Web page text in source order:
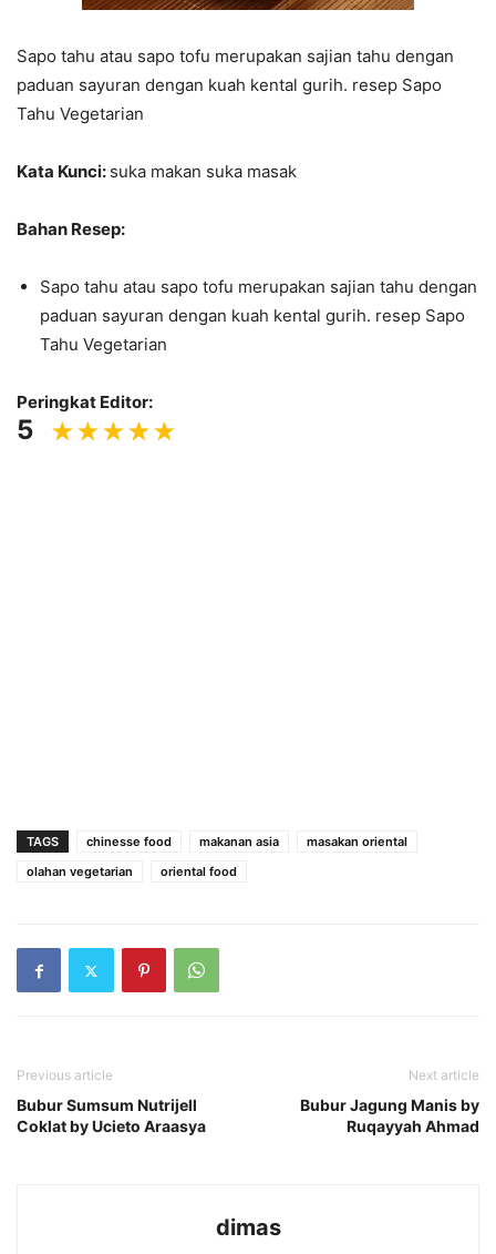
Sapo tahu atau sapo tofu merupakan sajian tahu dengan
paduan sayuran dengan kuah kental gurih. resep Sapo
Tahu Vegetarian
Kata Kunci: suka makan suka masak
Bahan Resep:
Sapo tahu atau sapo tofu merupakan sajian tahu dengan
paduan sayuran dengan kuah kental gurih. resep Sapo
Tahu Vegetarian
Peringkat Editor:
5
TAGS chinesse food makanan asia
masakan oriental
olahan vegetarian
oriental food
Previous article
Bubur Sumsum Nutrijell
Coklat by Ucieto Araasya
Next article
Bubur Jagung Manis by
Ruqayyah Ahmad
dimas